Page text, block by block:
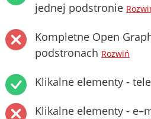
jednej podstronie
Kompletne Open
podstronach Rozwiń
Klikalne elementy -
Klikalne elementy -